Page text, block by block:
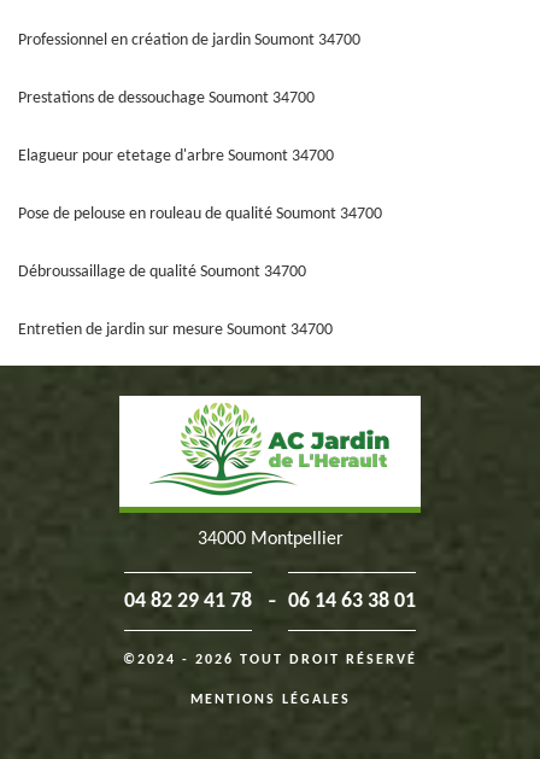
Professionnel en création de jardin Soumont 34700
Prestations de dessouchage Soumont 34700
Elagueur pour etetage d'arbre Soumont 34700
Pose de pelouse en rouleau de qualité Soumont 34700
Débroussaillage de qualité Soumont 34700
Entretien de jardin sur mesure Soumont 34700
34000 Montpellier
04 82 29 41 78 - 06 14 63 38 01
©2024 - 2026 TOUT DROIT RÉSERVÉ
MENTIONS LÉGALES